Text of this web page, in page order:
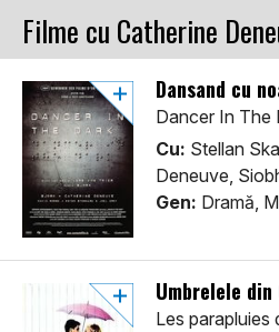
Filme cu Catherine
Dansand cu
Dancer In The
Cu: Stellan
Deneuve,
Gen: Dramă,
Umbrelele
Les parapluies